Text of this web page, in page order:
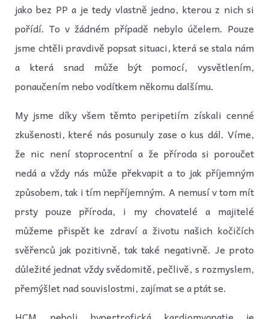
jako bez PP a je tedy vlastně jedno, kterou z nich si
pořídí. To v žádném případě nebylo účelem. Pouze
jsme chtěli pravdivě popsat situaci, která se stala nám
a která snad může být pomocí, vysvětlením,
ponaučením nebo vodítkem někomu dalšímu.
My jsme díky všem těmto peripetiím získali cenné
zkušenosti, které nás posunuly zase o kus dál. Víme,
že nic není stoprocentní a že příroda si poroučet
nedá a vždy nás může překvapit a to jak příjemným
způsobem, tak i tím nepříjemným. A nemusí v tom mít
prsty pouze příroda, i my chovatelé a majitelé
můžeme přispět ke zdraví a životu našich kočičích
svěřenců jak pozitivně, tak také negativně. Je proto
důležité jednat vždy svědomitě, pečlivě, s rozmyslem,
přemýšlet nad souvislostmi, zajímat se a ptát se.